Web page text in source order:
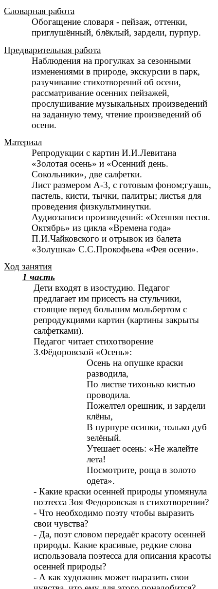
Словарная работа
Обогащение словаря - пейзаж, оттенки,
приглушённый, блёклый, зардели, пурпур.
Предварительная работа
Наблюдения на прогулках за сезонными
изменениями в природе, экскурсии в парк,
разучивание стихотворений об осени,
рассматривание осенних пейзажей,
прослушивание музыкальных произведений
на заданную тему, чтение произведений об
осени.
Материал
Репродукции с картин И.И.Левитана
«Золотая осень» и «Осенний день.
Сокольники», две салфетки.
Лист размером А-3, с готовым фоном;гуашь,
пастель, кисти, тычки, палитры; листья для
проведения физкультминутки.
Аудиозаписи произведений: «Осенняя песня.
Октябрь» из цикла «Времена года»
П.И.Чайковского и отрывок из балета
«Золушка» С.С.Прокофьева «Фея осени».
Ход занятия
1 часть
Дети входят в изостудию. Педагог
предлагает им присесть на стульчики,
стоящие перед большим мольбертом с
репродукциями картин (картины закрыты
салфетками).
Педагог читает стихотворение
З.Фёдоровской «Осень»:
Осень на опушке краски
разводила,
По листве тихонько кистью
проводила.
Пожелтел орешник, и зардели
клёны,
В пурпуре осинки, только дуб
зелёный.
Утешает осень: «Не жалейте
лета!
Посмотрите, роща в золото
одета».
- Какие краски осенней природы упомянула
поэтесса Зоя Федоровская в стихотворении?
- Что необходимо поэту чтобы выразить
свои чувства?
- Да, поэт словом передаёт красоту осенней
природы. Какие красивые, редкие слова
использовала поэтесса для описания красоты
осенней природы?
- А как художник может выразить свои